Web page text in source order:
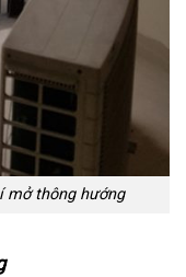
mở thông hướng